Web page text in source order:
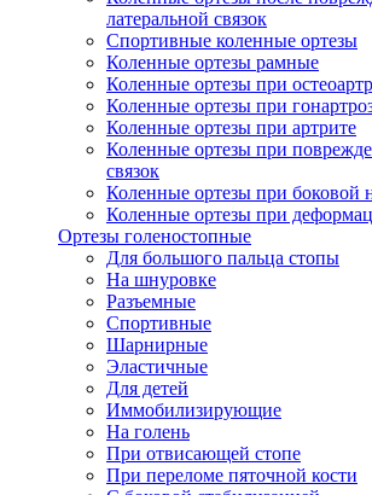
латеральной связок
Спортивные коленные ортезы
Коленные ортезы рамные
Коленные ортезы при
Коленные ортезы при
Коленные ортезы при артрите
Коленные ортезы при
связок
Коленные ортезы при боковой
Коленные ортезы при
Ортезы голеностопные
Для большого пальца стопы
На шнуровке
Разъемные
Спортивные
Шарнирные
Эластичные
Для детей
Иммобилизирующие
На голень
При отвисающей стопе
При переломе пяточной кости